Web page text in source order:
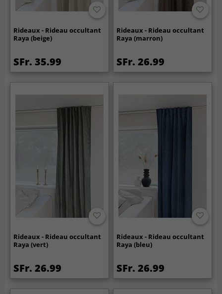
Rideaux - Rideau occultant
Raya (beige)
SFr. 35.99
Rideaux - Rideau occultant
Raya (marron)
SFr. 26.99
Rideaux - Rideau occultant
Raya (vert)
SFr. 26.99
Rideaux - Rideau occultant
Raya (bleu)
SFr. 26.99